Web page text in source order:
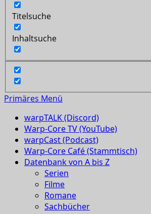
Titelsuche
Inhaltsuche
Primäres Menü
warpTALK (Discord)
Warp-Core TV (YouTube)
warpCast (Podcast)
Warp-Core Café (Stammtisch)
Datenbank von A bis Z
Serien
Filme
Romane
Sachbücher